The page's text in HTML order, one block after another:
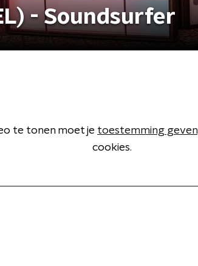
- Soundsurfer
te tonen moet je toestemming geven
cookies.